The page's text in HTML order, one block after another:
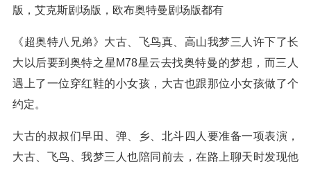
版，艾克斯剧场版，欧布奥特曼剧场版都有
《超奥特八兄弟》大古、飞鸟真、高山我梦三人许下了长
大以后要到奥特之星M78星云去找奥特曼的梦想，而三人
遇上了一位穿红鞋的小女孩，大古也跟那位小女孩做了个
约定。
大古的叔叔们早田、弹、乡、北斗四人要准备一项表演，
大古、飞鸟、我梦三人也陪同前去，在路上聊天时发现他